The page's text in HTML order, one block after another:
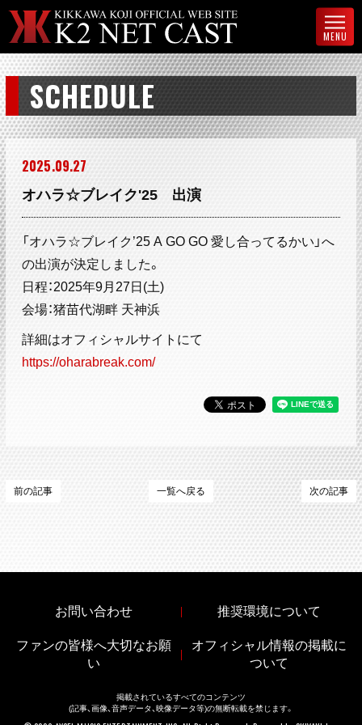
MENU
SCHEDULE
2025 09 27
オハラ☆ブレイク'25 出演
「オハラ☆ブレイク’25 A GO GO 愛し合ってるかい」へ
の出演が決定しました。
日程：2025年9月27日(土)
会場：猪苗代湖畔 天神浜
詳細はオフィシャルサイトにて
https://oharabreak.com/
次の記事
一覧へ戻る
前の記事
お問い合わせ 推奨環境について
ファンの皆様へ大切なお願
い
オフィシャル情報の掲載に
ついて
掲載されているすべてのコンテンツ
(記事、画像、音声データ、映像データ等)の無断転載を禁じます。